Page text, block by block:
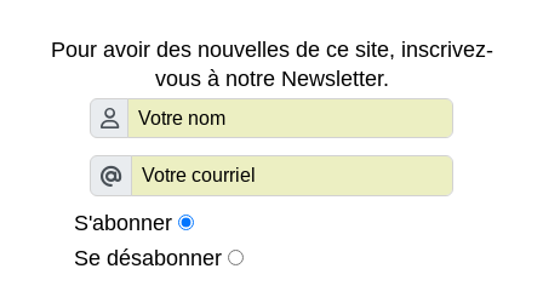
Pour avoir des nouvelles de ce site, inscrivez-
vous à notre Newsletter.
S'abonner
Se désabonner